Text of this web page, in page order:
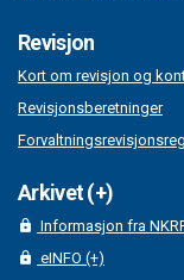
Revisjon
Kort om revisjon og
Revisjonsberetninger
Arkivet (+)
Informasjon fra
eINFO (+)